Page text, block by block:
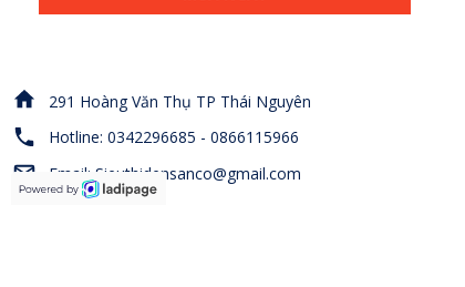
291 Hoàng Văn Thụ TP Thái Nguyên
Hotline: 0342296685 - 0866115966
Email: Sieuthidensanco@gmail.com